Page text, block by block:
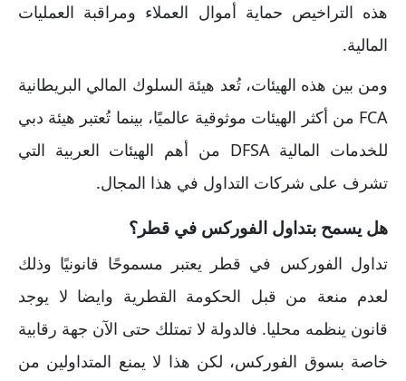
هذه التراخيص حماية أموال العملاء ومراقبة العمليات
المالية.
ومن بين هذه الهيئات، تُعد هيئة السلوك المالي البريطانية
FCA من أكثر الهيئات موثوقية عالميًا، بينما تُعتبر هيئة دبي
للخدمات المالية DFSA من أهم الهيئات العربية التي
تشرف على شركات التداول في هذا المجال.
هل يسمح بتداول الفوركس في قطر؟
تداول الفوركس في قطر يعتبر مسموحًا قانونيًا وذلك
لعدم منعة من قبل الحكومة القطرية وايضا لا يوجد
قانون ينظمه محليا. فالدولة لا تمتلك حتى الآن جهة رقابية
خاصة بسوق الفوركس، لكن هذا لا يمنع المتداولين من